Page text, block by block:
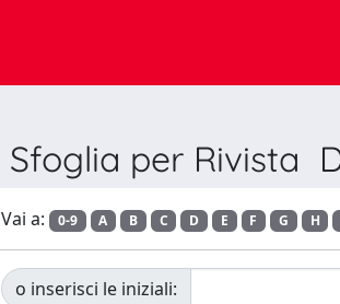
Sfoglia per Rivista
Vai a: 0-9 A B C D E F G H
o inserisci le iniziali: